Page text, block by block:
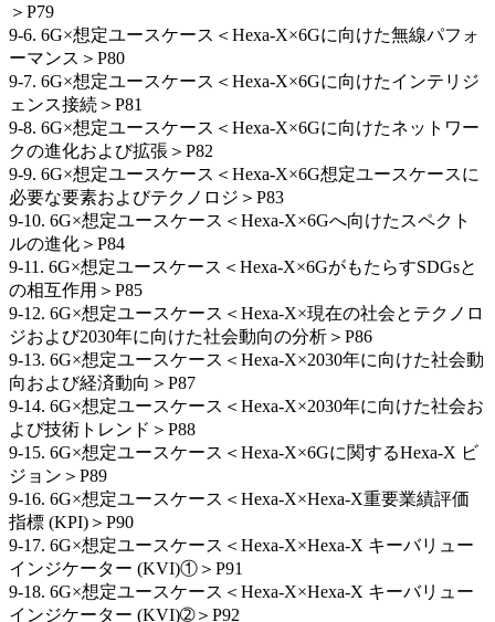
＞P79
9-6. 6G×想定ユースケース＜Hexa-X×6Gに向けた無線パフォ
ーマンス＞P80
9-7. 6G×想定ユースケース＜Hexa-X×6Gに向けたインテリジ
ェンス接続＞P81
9-8. 6G×想定ユースケース＜Hexa-X×6Gに向けたネットワー
クの進化および拡張＞P82
9-9. 6G×想定ユースケース＜Hexa-X×6G想定ユースケースに
必要な要素およびテクノロジ＞P83
9-10. 6G×想定ユースケース＜Hexa-X×6Gへ向けたスペクト
ルの進化＞P84
9-11. 6G×想定ユースケース＜Hexa-X×6GがもたらすSDGsと
の相互作用＞P85
9-12. 6G×想定ユースケース＜Hexa-X×現在の社会とテクノロ
ジおよび2030年に向けた社会動向の分析＞P86
9-13. 6G×想定ユースケース＜Hexa-X×2030年に向けた社会動
向および経済動向＞P87
9-14. 6G×想定ユースケース＜Hexa-X×2030年に向けた社会お
よび技術トレンド＞P88
9-15. 6G×想定ユースケース＜Hexa-X×6Gに関するHexa-X ビ
ジョン＞P89
9-16. 6G×想定ユースケース＜Hexa-X×Hexa-X重要業績評価
指標 (KPI)＞P90
9-17. 6G×想定ユースケース＜Hexa-X×Hexa-X キーバリュー
インジケーター (KVI)①＞P91
9-18. 6G×想定ユースケース＜Hexa-X×Hexa-X キーバリュー
インジケーター (KVI)➁＞P92